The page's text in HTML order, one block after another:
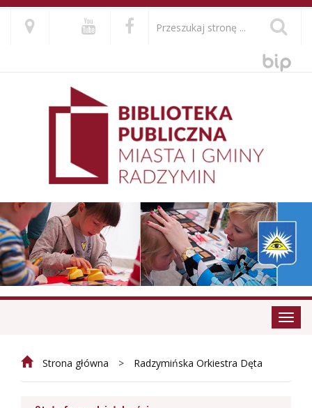
Strona główna Radzymińska Orkiestra Dęta